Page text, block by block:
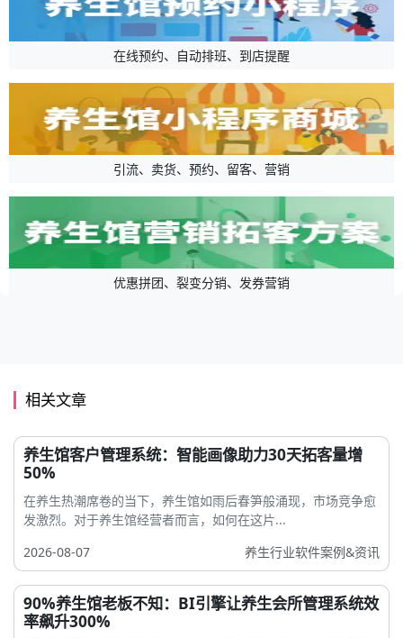
在线预约、自动排班、到店提醒
引流、卖货、预约、留客、营销
优惠拼团、裂变分销、发券营销
相关文章
养生馆客户管理系统：智能画像助力30天拓客量增
50%
在养生热潮席卷的当下，养生馆如雨后春笋般涌现，市场竞争愈
发激烈。对于养生馆经营者而言，如何在这片...
2026-08-07
养生行业软件案例&资讯
90%养生馆老板不知：BI引擎让养生会所管理系统效
率飙升300%